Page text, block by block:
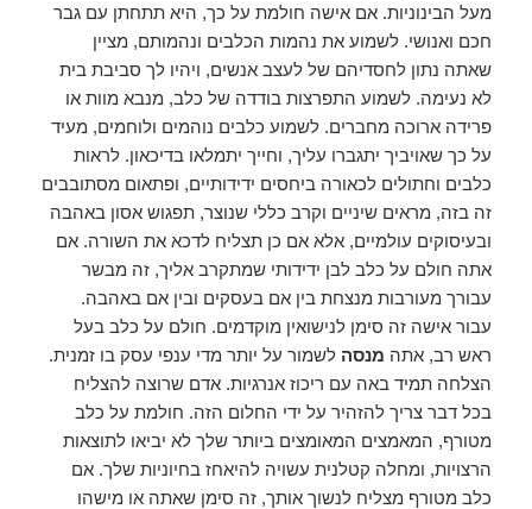
מעל הבינוניות. אם אישה חולמת על כך, היא תתחתן עם גבר
חכם ואנושי. לשמוע את נהמות הכלבים ונהמותם, מציין
שאתה נתון לחסדיהם של לעצב אנשים, ויהיו לך סביבת בית
לא נעימה. לשמוע התפרצות בודדה של כלב, מנבא מוות או
פרידה ארוכה מחברים. לשמוע כלבים נוהמים ולוחמים, מעיד
על כך שאויביך יתגברו עליך, וחייך יתמלאו בדיכאון. לראות
כלבים וחתולים לכאורה ביחסים ידידותיים, ופתאום מסתובבים
זה בזה, מראים שיניים וקרב כללי שנוצר, תפגוש אסון באהבה
ובעיסוקים עולמיים, אלא אם כן תצליח לדכא את השורה. אם
אתה חולם על כלב לבן ידידותי שמתקרב אליך, זה מבשר
עבורך מעורבות מנצחת בין אם בעסקים ובין אם באהבה.
עבור אישה זה סימן לנישואין מוקדמים. חולם על כלב בעל
ראש רב, אתה מנסה לשמור על יותר מדי ענפי עסק בו זמנית.
הצלחה תמיד באה עם ריכוז אנרגיות. אדם שרוצה להצליח
בכל דבר צריך להזהיר על ידי החלום הזה. חולמת על כלב
מטורף, המאמצים המאומצים ביותר שלך לא יביאו לתוצאות
הרצויות, ומחלה קטלנית עשויה להיאחז בחיוניות שלך. אם
כלב מטורף מצליח לנשוך אותך, זה סימן שאתה או מישהו